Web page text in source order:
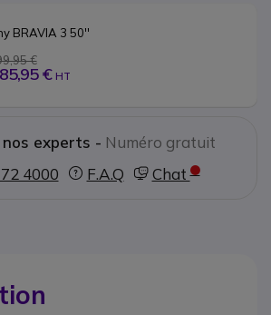
BRAVIA 3 50''
€
€ HT
experts - Numéro gratuit
4000
F.A.Q Chat